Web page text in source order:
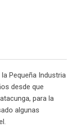
Pequeña Industria
desde que
para la
algunas